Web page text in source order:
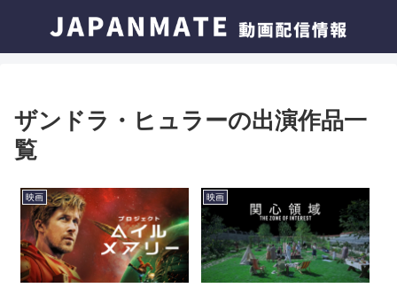
ザンドラ・ヒュラーの出演作品一
覧
映画 映画